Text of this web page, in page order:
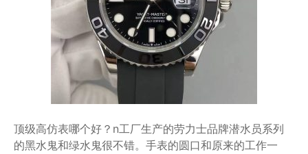
顶级高仿表哪个好？n工厂生产的劳力士品牌潜水员系列
的黑水鬼和绿水鬼很不错。手表的圆口和原来的工作一